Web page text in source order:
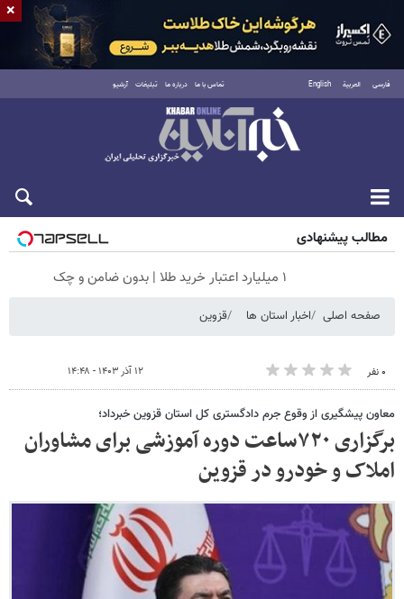
فارسی العربية English تماس با ما درباره ما تبلیغات آرشیو
جمعه ۱۶ مرداد ۱۴۰۵
مطالب پیشنهادی
۱ میلیارد اعتبار خرید طلا | بدون ضامن و چک
صفحه اصلی اخبار استان ها قزوین
۰ نفر ۱۲ آذر ۱۴۰۳ - ۱۴:۴۸
معاون پیشگیری از وقوع جرم دادگستری کل استان قزوین خبرداد؛
برگزاری ۷۲۰ساعت دوره آموزشی برای مشاوران
املاک و خودرو در قزوین
×